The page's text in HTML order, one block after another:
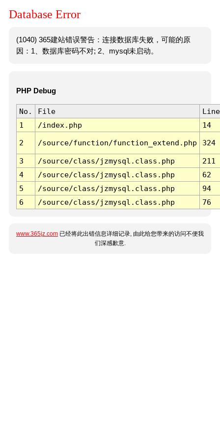
Database Error
(1040) 365建站错误警告：连接数据库失败，可能的原
因：1、数据库密码不对; 2、mysql未启动。
PHP Debug
No. File
Line
1
/index.php 14
2 /source/function/function_extend.php 324
3 /source/class/jzmysql.class.php
211
4
/source/class/jzmysql.class.php
62
5
/source/class/jzmysql.class.php
94
6
/source/class/jzmysql.class.php 76
www.365jz.com 已经将此出错信息详细记录, 由此给您带来的访问不便我
们深感歉意.